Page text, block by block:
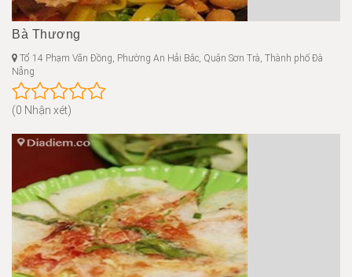
Bà Thương
Tổ 14 Phạm Văn Đồng, Phường An Hải Bắc, Quận Sơn Trà, Thành phố Đà
Nẵng
(0 Nhận xét)